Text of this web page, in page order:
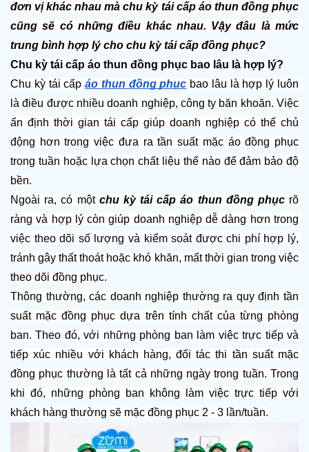
đơn vị khác nhau mà chu kỳ tái cấp áo thun đồng phục
cũng sẽ có những điều khác nhau. Vậy đâu là mức
trung bình hợp lý cho chu kỳ tái cấp đồng phục?
Chu kỳ tái cấp áo thun đồng phục bao lâu là hợp lý?
Chu kỳ tái cấp áo thun đồng phục bao lâu là hợp lý luôn
là điều được nhiều doanh nghiệp, công ty băn khoăn. Việc
ấn định thời gian tái cấp giúp doanh nghiệp có thể chủ
động hơn trong việc đưa ra tần suất mặc áo đồng phục
trong tuần hoặc lựa chọn chất liệu thế nào để đảm bảo độ
bền.
Ngoài ra, có một chu kỳ tái cấp áo thun đồng phục rõ
ràng và hợp lý còn giúp doanh nghiệp dễ dàng hơn trong
việc theo dõi số lượng và kiểm soát được chi phí hợp lý,
tránh gây thất thoát hoặc khó khăn, mất thời gian trong việc
theo dõi đồng phục.
Thông thường, các doanh nghiệp thường ra quy định tần
suất mặc đồng phục dựa trên tính chất của từng phòng
ban. Theo đó, với những phòng ban làm việc trực tiếp và
tiếp xúc nhiều với khách hàng, đối tác thi tần suất mặc
đồng phục thường là tất cả những ngày trong tuần. Trong
khi đó, những phòng ban không làm việc trực tiếp với
khách hàng thường sẽ mặc đồng phục 2 - 3 lần/tuần.